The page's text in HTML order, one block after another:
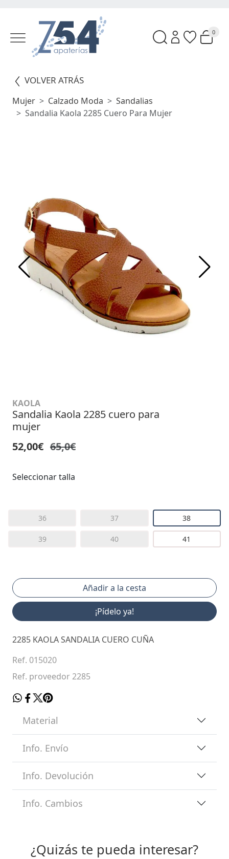
0
VOLVER ATRÁS
Mujer Calzado Moda
Sandalias
Sandalia Kaola 2285 Cuero Para Mujer
KAOLA
Sandalia Kaola 2285 cuero para
mujer
52,00€ 65,0€
Seleccionar talla
36 37 38
39 40 41
¡Pídelo ya!
2285 KAOLA SANDALIA CUERO CUÑA
Ref. 015020
Ref. proveedor 2285
Material
Info. Envío
Info. Devolución
Info. Cambios
¿Quizás te pueda interesar?